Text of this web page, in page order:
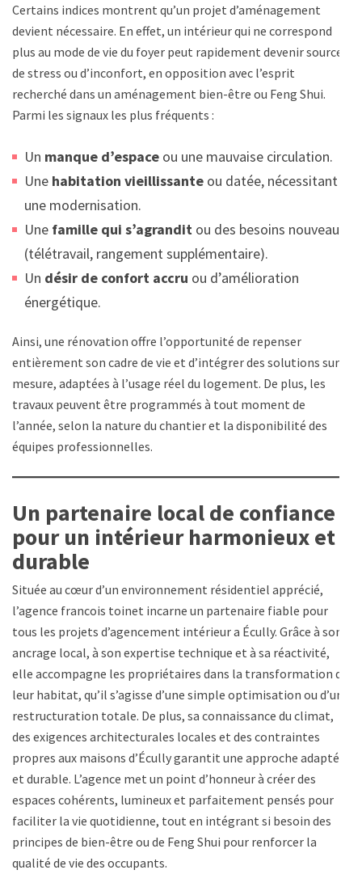
Certains indices montrent qu’un projet d’aménagement
devient nécessaire. En effet, un intérieur qui ne correspond
plus au mode de vie du foyer peut rapidement devenir source
de stress ou d’inconfort, en opposition avec l’esprit
recherché dans un aménagement bien-être ou Feng Shui.
Parmi les signaux les plus fréquents :
Un manque d’espace ou une mauvaise circulation.
Une habitation vieillissante ou datée, nécessitant
une modernisation.
Une famille qui s’agrandit ou des besoins nouveaux
(télétravail, rangement supplémentaire).
Un désir de confort accru ou d’amélioration
énergétique.
Ainsi, une rénovation offre l’opportunité de repenser
entièrement son cadre de vie et d’intégrer des solutions sur
mesure, adaptées à l’usage réel du logement. De plus, les
travaux peuvent être programmés à tout moment de
l’année, selon la nature du chantier et la disponibilité des
équipes professionnelles.
Un partenaire local de confiance
pour un intérieur harmonieux et
durable
Située au cœur d’un environnement résidentiel apprécié,
l’agence francois toinet incarne un partenaire fiable pour
tous les projets d’agencement intérieur a Écully. Grâce à son
ancrage local, à son expertise technique et à sa réactivité,
elle accompagne les propriétaires dans la transformation de
leur habitat, qu’il s’agisse d’une simple optimisation ou d’une
restructuration totale. De plus, sa connaissance du climat,
des exigences architecturales locales et des contraintes
propres aux maisons d’Écully garantit une approche adaptée
et durable. L’agence met un point d’honneur à créer des
espaces cohérents, lumineux et parfaitement pensés pour
faciliter la vie quotidienne, tout en intégrant si besoin des
principes de bien-être ou de Feng Shui pour renforcer la
qualité de vie des occupants.